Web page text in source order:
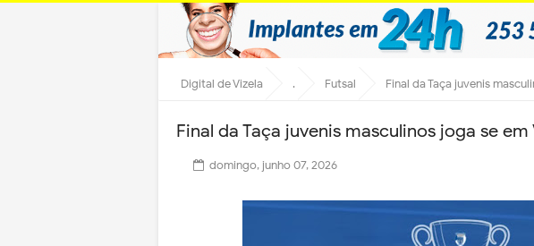
Digital de Vizela . Futsal Final da Taça juvenis
Final da Taça juvenis masculinos joga se em
domingo, junho 07, 2026